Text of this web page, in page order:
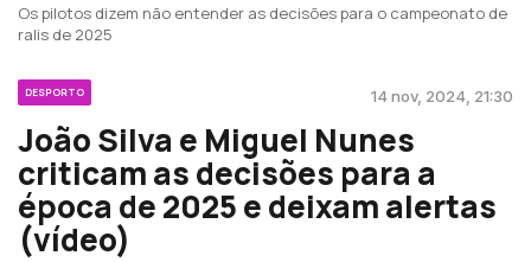
Os pilotos dizem não entender as decisões para o campeonato de
ralis de 2025
DESPORTO 14 nov, 2024, 21:30
João Silva e Miguel Nunes
criticam as decisões para a
época de 2025 e deixam alertas
(vídeo)